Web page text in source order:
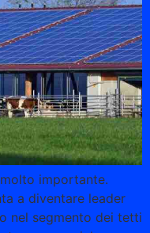
importante.
a diventare leader
nel segmento dei tetti